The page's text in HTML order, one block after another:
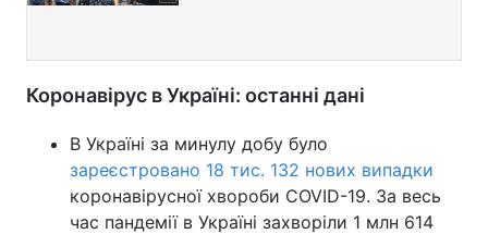
Коронавірус в Україні: останні дані
В Україні за минулу добу було
зареєстровано 18 тис. 132 нових випадки
коронавірусної хвороби COVID-19. За весь
час пандемії в Україні захворіли 1 млн 614